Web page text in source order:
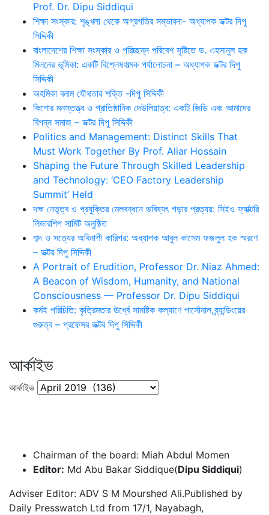
Prof. Dr. Dipu Siddiqui
শিক্ষা সংস্কার: শৃঙ্খলা থেকে অগ্রগতির সম্ভাবনা- অধ্যাপক ডক্টর দিপু
সিদ্দিকী
বাংলাদেশের শিক্ষা সংস্কার ও পরিচ্ছন্ন পরিবেশ সৃষ্টিতে ড. এহসানুল হক
মিলনের ভূমিকা: একটি বিশ্লেষণাত্মক পর্যালোচনা – অধ্যাপক ডক্টর দিপু
সিদ্দিকী
অহমিকা বনাম যৌথতার শক্তি -দিপু সিদ্দিকী
কিশোর মনস্তত্ত্ব ও প্রাতিষ্ঠানিক দেউলিয়াত্ব: একটি জিডি এবং আমাদের
বিপন্ন সমাজ – ডক্টর দিপু সিদ্দিকী
Politics and Management: Distinct Skills That
Must Work Together By Prof. Aliar Hossain
Shaping the Future Through Skilled Leadership
and Technology: ‘CEO Factory Leadership
Summit’ Held
দক্ষ নেতৃত্ব ও প্রযুক্তির মেলবন্ধনে ভবিষ্যৎ গড়ার প্রত্যয়: সিইও ফ্যাক্টরি
লিডারশিপ সামিট অনুষ্ঠিত
শব্দ ও সত্যের অবিনাশী কারিগর: অধ্যাপক আবুল কাসেম ফজলুল হক স্মরণে
– ডক্টর দিপু সিদ্দিকী
A Portrait of Erudition, Professor Dr. Niaz Ahmed:
A Beacon of Wisdom, Humanity, and National
Consciousness — Professor Dr. Dipu Siddiqui
কর্মই পরিচিতি: কৃত্রিমতার ঊর্ধ্বে সামষ্টিক কল্যাণে পার্সোনাল ব্র্যান্ডিংয়ের
গুরুত্ব – প্রফেসর ডক্টর দিপু সিদ্দিকী
আর্কাইভ
আর্কাইভ
Chairman of the board: Miah Abdul Momen
Editor: Md Abu Bakar Siddique(Dipu Siddiqui)
Adviser Editor: ADV S M Mourshed Ali.Published by
Daily Presswatch Ltd from 17/1, Nayabagh,